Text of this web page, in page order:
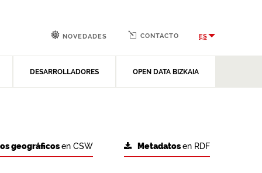
DESARROLLADORES OPEN DATA BIZKAIA
NOVEDADES CONTACTO ES
Metadatosen RDF
geográficosen CSW